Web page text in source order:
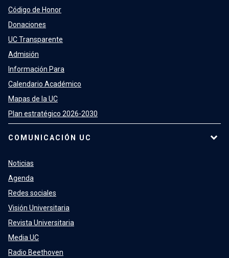
Código de Honor
Donaciones
UC Transparente
Admisión
Información Para
Calendario Académico
Mapas de la UC
Plan estratégico 2026-2030
COMUNICACIÓN UC
Noticias
Agenda
Redes sociales
Visión Universitaria
Revista Universitaria
Media UC
Radio Beethoven